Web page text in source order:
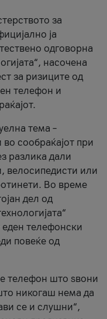
за
ја
одговорна
насочена
за ризиците од
телефон и
тема –
сообраќајот при
разлика дали
велосипедисти или
Во време
дел од
еден телефонски
повеќе од
телефон што ѕвони
никогаш нема да
се и слушни“,